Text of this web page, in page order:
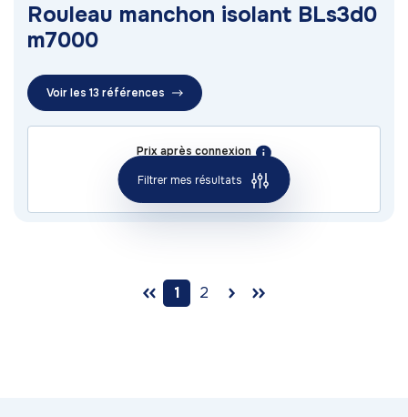
Rouleau manchon isolant BLs3d0
m7000
Voir les 13 références
Prix après connexion
Me connecter
1 2
Filtrer mes résultats